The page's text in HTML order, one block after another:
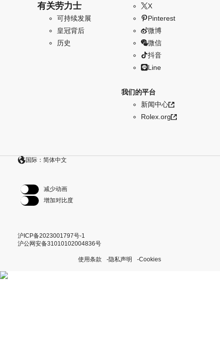
有关劳力士
可持续发展
皇冠背后
历史
X
Pinterest
微博
微信
抖音
Line
我们的平台
新闻中心
Rolex.org
国际：简体中文
减少动画
增加对比度
沪ICP备2023001797号-1
沪公网安备31010102004836号
使用条款 隐私声明 Cookies